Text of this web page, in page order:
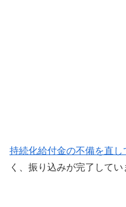
持続化給付金の不備を直し
く、振り込みが完了してい